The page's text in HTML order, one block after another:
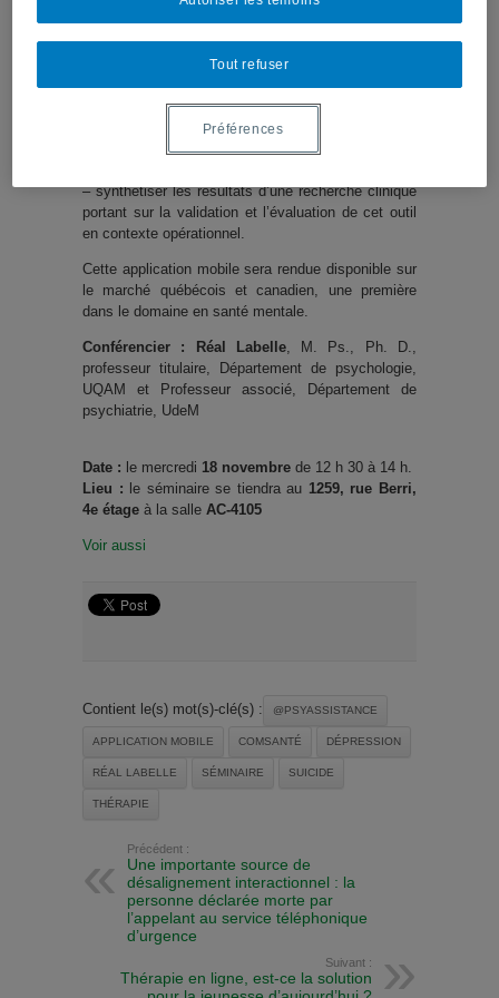
lien thérapeutique rendu possible grâce au
développement de la technologie.
Cette présentation était l'occasion de :
– prendre connaissance des défis associés à la
thérapie cognitive assistée par le téléphone
– présenter le contenu et l’usage de l’application
– synthétiser les résultats d’une recherche clinique
portant sur la validation et l’évaluation de cet outil
en contexte opérationnel.
Cette application mobile sera rendue disponible sur
le marché québécois et canadien, une première
dans le domaine en santé mentale.
Conférencier : Réal Labelle, M. Ps., Ph. D.,
professeur titulaire, Département de psychologie,
UQAM et Professeur associé, Département de
psychiatrie, UdeM
Date : le mercredi 18 novembre de 12 h 30 à 14 h.
Lieu : le séminaire se tiendra au 1259, rue Berri,
4e étage à la salle AC-4105
Voir aussi
Contient le(s) mot(s)-clé(s) : @PSYASSISTANCE
APPLICATION MOBILE COMSANTÉ DÉPRESSION
RÉAL LABELLE SÉMINAIRE SUICIDE
THÉRAPIE
Précédent :
Une importante source de
désalignement interactionnel : la
personne déclarée morte par
l’appelant au service téléphonique
d’urgence
Suivant :
Thérapie en ligne, est-ce la solution
Tout refuser
Préférences